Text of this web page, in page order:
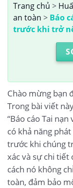
Trang chủ >
an toàn > Báo
trước khi trở
Chào mừng bạn
Trong bài viết
“Báo cáo Tai
có khả năng
trước khi chúng
xác và sự chi tiết
cách nó không
toàn, đảm bảo